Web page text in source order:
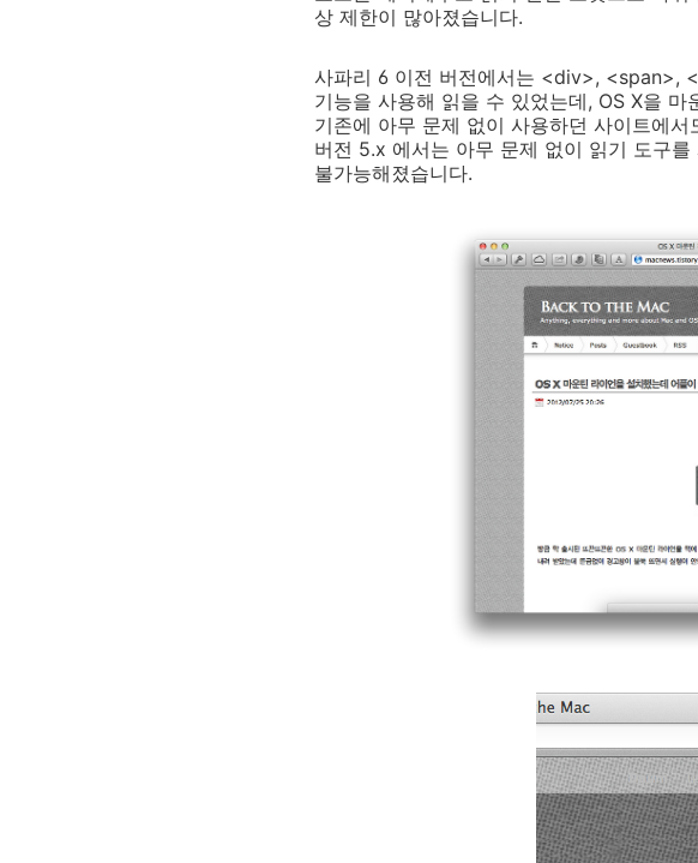
상 제한이 많아졌습니다.
사파리 6 이전 버전에서는 <div>, <span>,
기능을 사용해 읽을 수 있었는데, OS X을
기존에 아무 문제 없이 사용하던 사이트에
버전 5.x 에서는 아무 문제 없이 읽기 도구
불가능해졌습니다.